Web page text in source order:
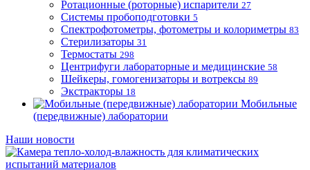
Ротационные (роторные) испарители 27
Системы пробоподготовки 5
Спектрофотометры, фотометры и колориметры 83
Стерилизаторы 31
Термостаты 298
Центрифуги лабораторные и медицинские 58
Шейкеры, гомогенизаторы и вотрексы 89
Экстракторы 18
Мобильные
(передвижные) лаборатории
Наши новости